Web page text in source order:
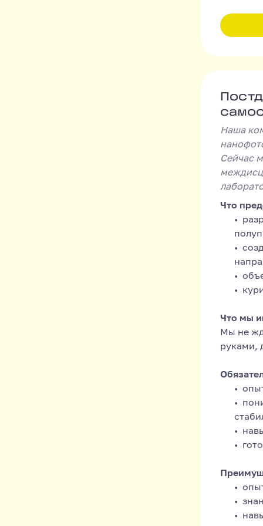
Наша
Сейчас
Что
Что мы
Мы не
руками,